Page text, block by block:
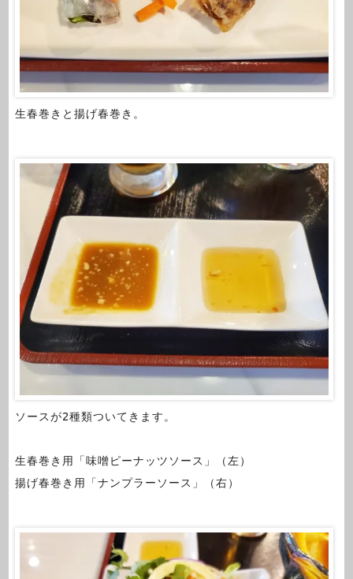
生春巻きと揚げ春巻き。
ソースが2種類ついてきます。
生春巻き用「味噌ピーナッツソース」（左）
揚げ春巻き用「ナンプラーソース」（右）